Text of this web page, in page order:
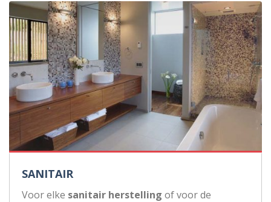
SANITAIR
Voor elke sanitair herstelling of voor de